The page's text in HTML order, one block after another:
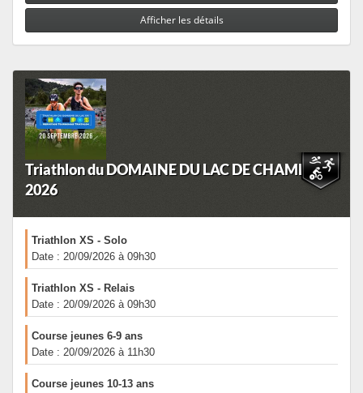
Afficher les détails
Triathlon du DOMAINE DU LAC DE CHAMPOS
2026
Triathlon XS - Solo
Date : 20/09/2026 à 09h30
Triathlon XS - Relais
Date : 20/09/2026 à 09h30
Course jeunes 6-9 ans
Date : 20/09/2026 à 11h30
Course jeunes 10-13 ans